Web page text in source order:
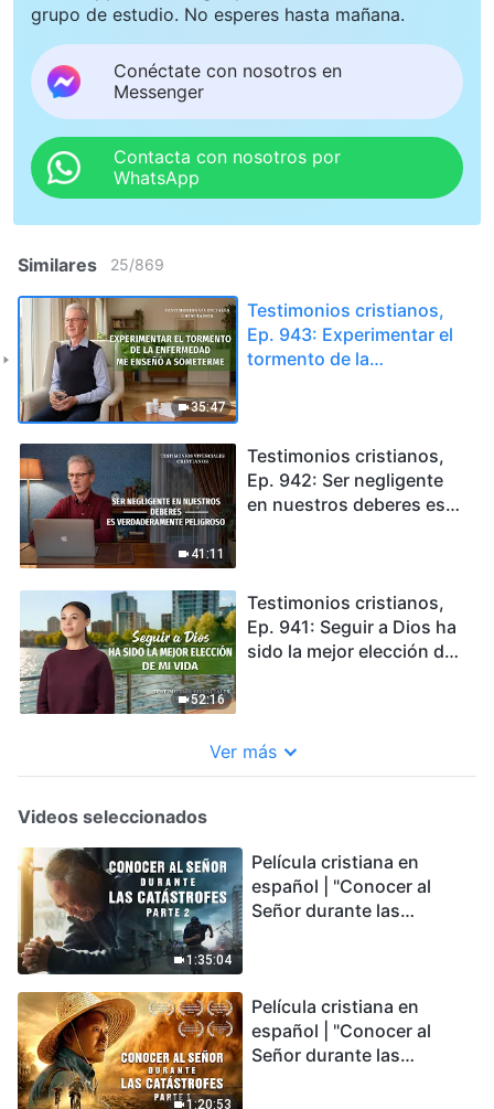
grupo de estudio. No esperes hasta mañana.
Conéctate con nosotros en
Messenger
Contacta con nosotros por
WhatsApp
Similares 25/869
35:47
Testimonios cristianos,
Ep. 943: Experimentar el
tormento de la
41:11
Testimonios cristianos,
Ep. 942: Ser negligente
en nuestros deberes es
52:16
Testimonios cristianos,
Ep. 941: Seguir a Dios ha
sido la mejor elección de
Ver más
Videos seleccionados
1:35:04
Película cristiana en
español | "Conocer al
Señor durante las
podemos sobrevivir?
1:20:53
Película cristiana en
español | "Conocer al
Señor durante las